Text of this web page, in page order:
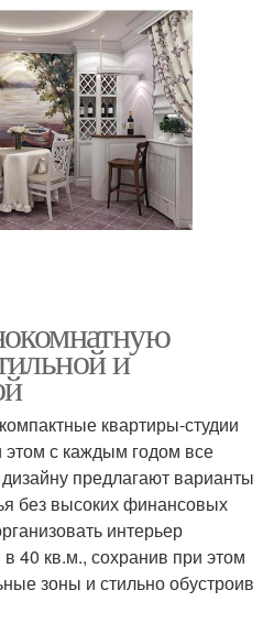
и
квартиры-студии
с каждым годом все
предлагают варианты
без высоких финансовых
интерьер
40 кв.м., сохранив при этом
зоны и стильно обустроив